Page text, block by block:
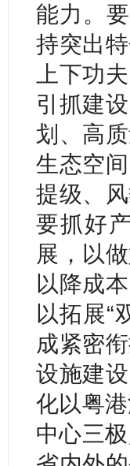
能力。
持突出
上下功
引抓建
划、高
生态空
提级、
要抓好
展，以
以降成
以拓展“
成紧密
设施建
化以粤
中心三